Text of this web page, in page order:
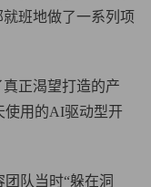
班地做了一系列项
正渴望打造的产
使用的AI驱动型开
队当时“躲在洞